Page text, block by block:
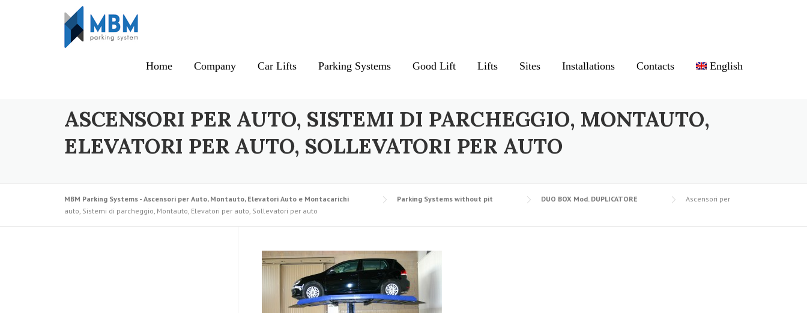
Home Company Car Lifts Parking Systems Good Lift Lifts Sites Installations Contacts English
ASCENSORI PER AUTO, SISTEMI DI PARCHEGGIO, MONTAUTO,
ELEVATORI PER AUTO, SOLLEVATORI PER AUTO
MBM Parking Systems - Ascensori per Auto, Montauto, Elevatori Auto e Montacarichi Parking Systems without pit DUO BOX Mod. DUPLICATORE
Ascensori per
auto, Sistemi di parcheggio, Montauto, Elevatori per auto, Sollevatori per auto